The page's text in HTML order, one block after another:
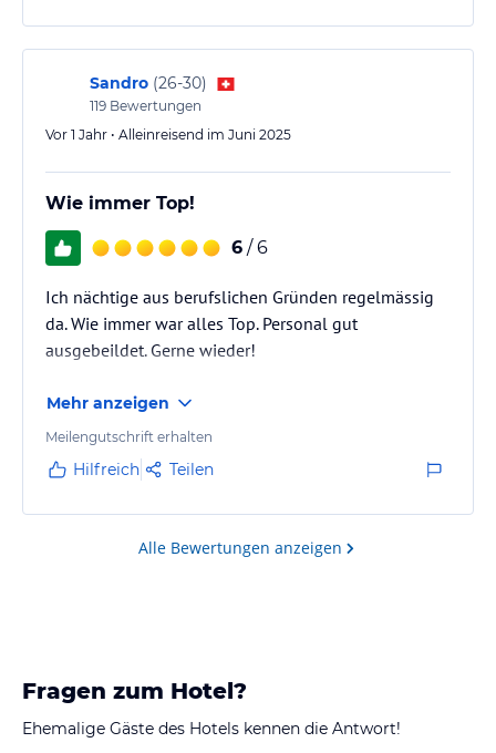
Sandro (26-30)
119 Bewertungen
Vor 1 Jahr • Alleinreisend im Juni 2025
Wie immer Top!
6 / 6
Ich nächtige aus berufslichen Gründen regelmässig
da. Wie immer war alles Top. Personal gut
ausgebeildet. Gerne wieder!
Mehr anzeigen
Meilengutschrift erhalten
Hilfreich Teilen
Alle Bewertungen anzeigen
Fragen zum Hotel?
Ehemalige Gäste des Hotels kennen die Antwort!